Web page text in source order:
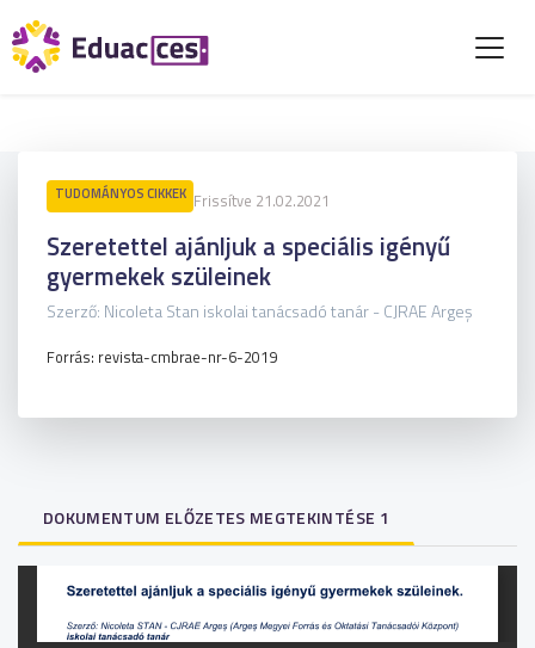
TUDOMÁNYOS CIKKEK Frissítve 21.02.2021
Szeretettel ajánljuk a speciális igényű
gyermekek szüleinek
Szerző: Nicoleta Stan iskolai tanácsadó tanár - CJRAE Argeș
Forrás: revista-cmbrae-nr-6-2019
DOKUMENTUM ELŐZETES MEGTEKINTÉSE 1